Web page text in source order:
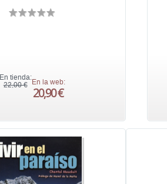
En tienda:
22,00 € En la web:
20,90 €